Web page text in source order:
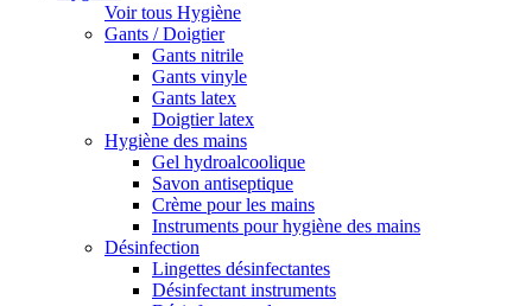
Voir tous Hygiène
Gants / Doigtier
Gants nitrile
Gants vinyle
Gants latex
Doigtier latex
Hygiène des mains
Gel hydroalcoolique
Savon antiseptique
Crème pour les mains
Instruments pour hygiène des mains
Désinfection
Lingettes désinfectantes
Désinfectant instruments